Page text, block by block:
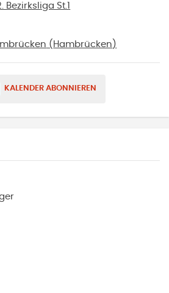
Bezirksliga St.1
( Hambrücken )
KALENDER ABONNIEREN